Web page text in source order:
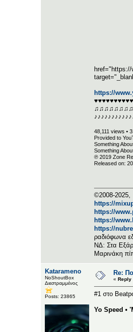
https://
48,111 views •
Provided to
Something
Something
℗ 2019 Zone
Released on:
©2008-2025,
https://
https://
https://
https://
ραδιόφωνα
ΝΔ: Στα
Μαρινάκη
Katarameno
NoShoutBox
Διεστραμμένος
Posts: 23865
Re:
« Reply
#1 στο
Yo Speed •